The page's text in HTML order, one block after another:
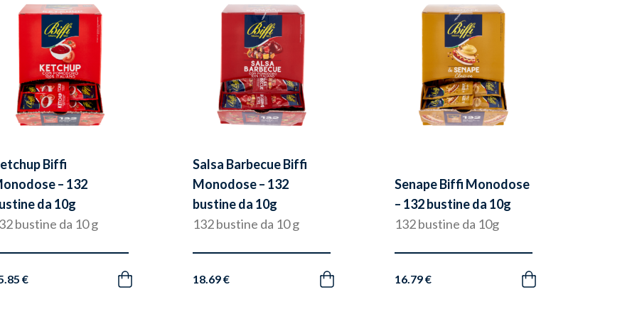
Biffi
– 132
da 10g
bustine da 10 g
€ Acquista
Salsa Barbecue Biffi
Monodose – 132
bustine da 10g
132 bustine da 10 g
18.69 € Acquista
Senape Biffi Monodose
– 132 bustine da 10g
132 bustine da 10g
16.79 € Acquista